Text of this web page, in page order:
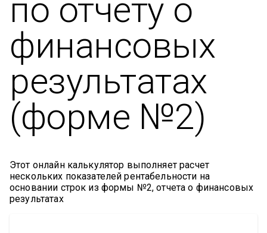
по отчету о
финансовых
результатах
(форме №2)
Этот онлайн калькулятор выполняет расчет
нескольких показателей рентабельности на
основании строк из формы №2, отчета о финансовых
результатах